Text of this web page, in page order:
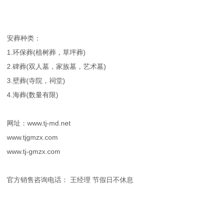
安葬种类：
1.环保葬(植树葬，草坪葬)
2.碑葬(双人墓，家族墓，艺术墓)
3.壁葬(寺院，祠堂)
4.海葬(数量有限)
网址：www.tj-md.net
www.tjgmzx.com
www.tj-gmzx.com
官方销售咨询电话： 王经理 节假日不休息